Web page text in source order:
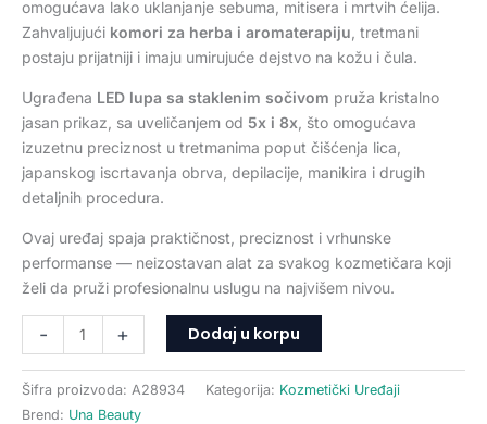
omogućava lako uklanjanje sebuma, mitisera i mrtvih ćelija.
Zahvaljujući komori za herba i aromaterapiju , tretmani
postaju prijatniji i imaju umirujuće dejstvo na kožu i čula.
Ugrađena LED lupa sa staklenim sočivom pruža kristalno
jasan prikaz, sa uveličanjem od 5x i 8x , što omogućava
izuzetnu preciznost u tretmanima poput čišćenja lica,
japanskog iscrtavanja obrva, depilacije, manikira i drugih
detaljnih procedura.
Ovaj uređaj spaja praktičnost, preciznost i vrhunske
performanse — neizostavan alat za svakog kozmetičara koji
želi da pruži profesionalnu uslugu na najvišem nivou.
- + Dodaj u korpu
Šifra proizvoda: A28934 Kategorija: Kozmetički Uređaji
Brend: Una Beauty